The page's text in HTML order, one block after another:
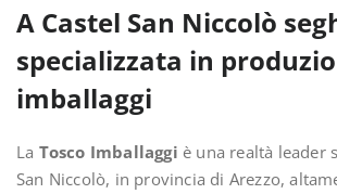
A Castel San Niccolò
specializzata in
imballaggi
La Tosco Imballaggi è una realtà leader
San Niccolò, in provincia di Arezzo,